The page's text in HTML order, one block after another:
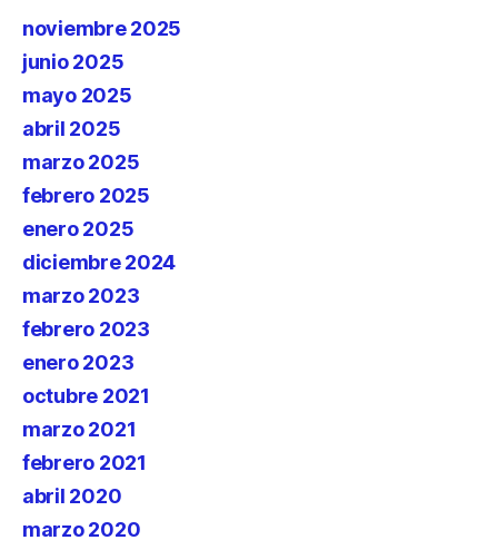
noviembre 2025
junio 2025
mayo 2025
abril 2025
marzo 2025
febrero 2025
enero 2025
diciembre 2024
marzo 2023
febrero 2023
enero 2023
octubre 2021
marzo 2021
febrero 2021
abril 2020
marzo 2020